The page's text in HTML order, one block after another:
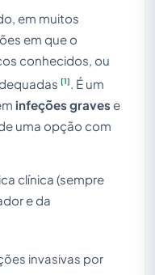
em muitos
em que o
conhecidos, ou
[1]
. É um
infeções gravese
uma opção com
clínica (sempre
e da
invasivas por